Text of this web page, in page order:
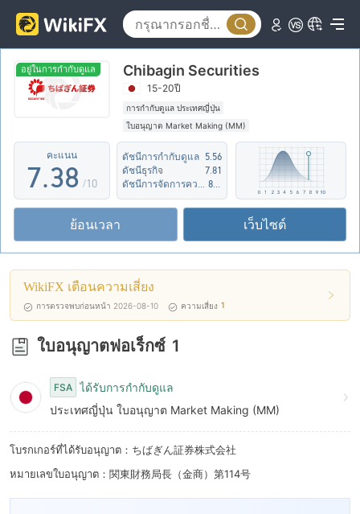
อยู่ในการกำกับดูแล Chibagin Securities
15-20ปี
การกำกับดูแล ประเทศญี่ปุ่น
ใบอนุญาต Market Making (MM)
ระวังความเสี่ยงระดับกลางที่อาจจะซ่อนอยู่
คะแนน
2
3
4
6
7
8
9
.
0
2
3
4
5
6
7
8
9
3
4
5
7
8
9
/10
ดัชนีการกำกับดูแล 5.56
ดัชนีธุรกิจ
7.81
ย้อนเวลา เว็บไซต์
WikiFX เตือนความเสี่ยง
การตรวจพบก่อนหน้า 2026-08-10 ความเสี่ยง 1
ใบอนุญาตฟอเร็กซ์ 1
FSA ได้รับการกำกับดูแล
ประเทศญี่ปุ่น ใบอนุญาต Market Making (MM)
โบรกเกอร์ที่ได้รับอนุญาต：ちばぎん証券株式会社
หมายเลขใบอนุญาต：関東財務局長（金商）第114号